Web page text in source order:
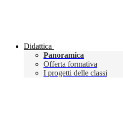
Didattica
Panoramica
Offerta formativa
I progetti delle classi